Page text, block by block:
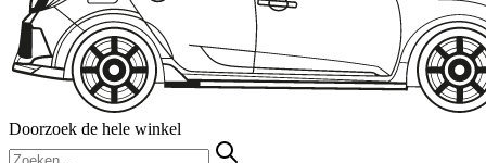
Doorzoek de hele winkel